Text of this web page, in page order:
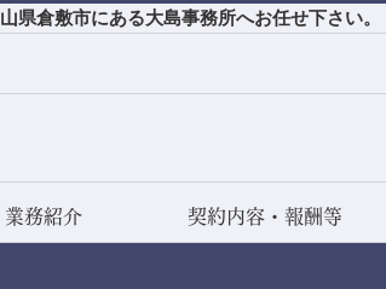
県倉敷市にある大島事務所へお任せ下さい。
業務紹介 契約内容・報酬等